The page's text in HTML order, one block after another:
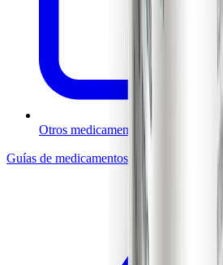
Otros medicamentos
Guías de medicamentos